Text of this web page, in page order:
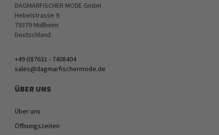
DAGMARFISCHER MODE GmbH
Hebelstrasse 9
79379 Müllheim
Deutschland
+49 (0)7631 - 7408404
sales@dagmarfischermode.de
ÜBER UNS
Über uns
Öffnungszeiten